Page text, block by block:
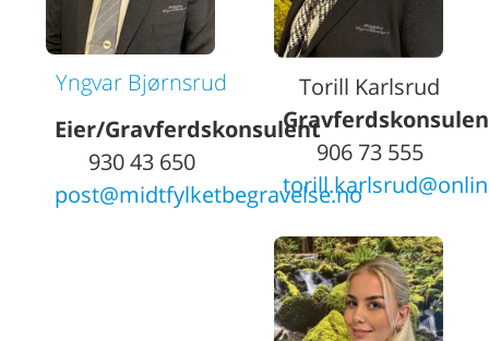
Yngvar Bjørnsrud
Eier/Gravferdskonsulent
930 43 650
post@midtfylketbegravelse.no
Torill Karlsrud
906 73 555